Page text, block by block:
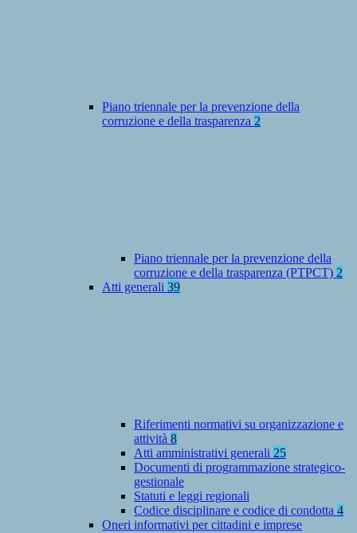
Piano triennale per la prevenzione della
corruzione e della trasparenza 2
Piano triennale per la prevenzione della
corruzione e della trasparenza (PTPCT) 2
Atti generali 39
Riferimenti normativi su organizzazione e
attività 8
Atti amministrativi generali 25
Documenti di programmazione strategico-
gestionale
Statuti e leggi regionali
Codice disciplinare e codice di condotta 4
Oneri informativi per cittadini e imprese